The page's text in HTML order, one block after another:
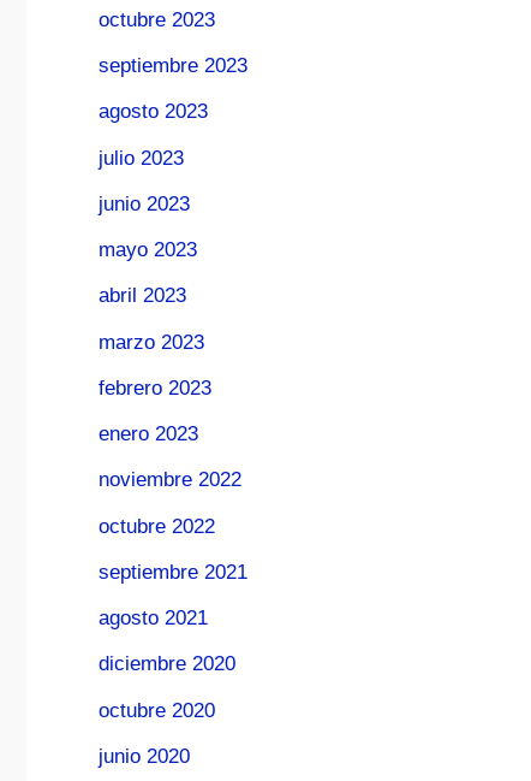
octubre 2023
septiembre 2023
agosto 2023
julio 2023
junio 2023
mayo 2023
abril 2023
marzo 2023
febrero 2023
enero 2023
noviembre 2022
octubre 2022
septiembre 2021
agosto 2021
diciembre 2020
octubre 2020
junio 2020